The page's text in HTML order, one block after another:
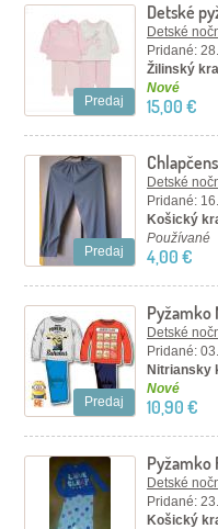
Predaj
Detské
sada 2ks
Detské
Pridané:
Žilinský
Nové
15,00 €
Predaj
Detské
Pridané:
Košický
Používané
4,00 €
Predaj
Pyžamko
Detské
Pridané:
Nitriansky
Nové
10,90 €
Pyžamko
Detské
Pridané:
Košický